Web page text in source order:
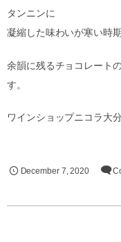
タンニンに
凝縮した味わいが寒い時
余韻に残るチョコレート
す。
ワインショップニコラ大
December 7 ,2020